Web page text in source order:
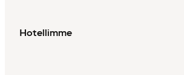
Hotellimme